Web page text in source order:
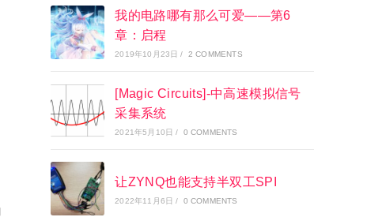
我的电路哪有那么可爱——第6
章：启程
2019年10月23日 / 2 COMMENTS
[Magic Circuits]-中高速模拟信号
采集系统
2021年5月10日 / 0 COMMENTS
让ZYNQ也能支持半双工SPI
2022年11月6日 / 0 COMMENTS